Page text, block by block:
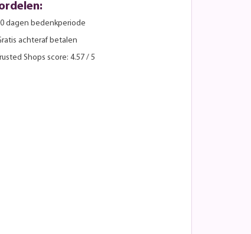
dagen bedenkperiode
achteraf betalen
Shops score: 4.57 / 5